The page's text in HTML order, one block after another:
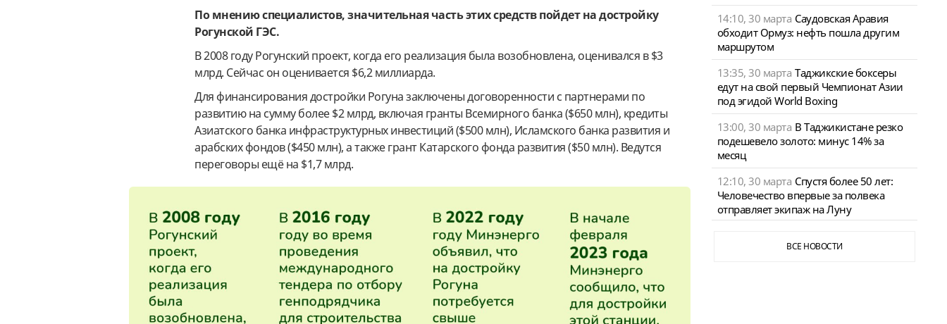
По мнению специалистов, значительная часть этих средств пойдет на достройку
Рогунской ГЭС.
В 2008 году Рогунский проект, когда его реализация была возобновлена, оценивался в $3
млрд. Сейчас он оценивается $6,2 миллиарда.
Для финансирования достройки Рогуна заключены договоренности с партнерами по
развитию на сумму более $2 млрд, включая гранты Всемирного банка ($650 млн), кредиты
Азиатского банка инфраструктурных инвестиций ($500 млн), Исламского банка развития и
арабских фондов ($450 млн), а также грант Катарского фонда развития ($50 млн). Ведутся
переговоры ещё на $1,7 млрд.
14:10, 30 марта Саудовская Аравия
обходит Ормуз: нефть пошла другим
маршрутом
13:35, 30 марта Таджикские боксеры
едут на свой первый Чемпионат Азии
под эгидой World Boxing
13:00, 30 марта В Таджикистане резко
подешевело золото: минус 14% за
месяц
12:10, 30 марта Спустя более 50 лет:
Человечество впервые за полвека
отправляет экипаж на Луну
ВСЕ НОВОСТИ